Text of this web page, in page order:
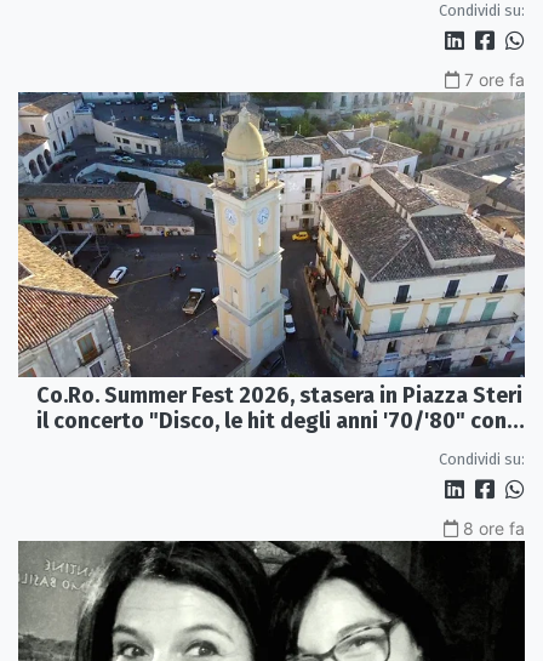
Condividi su:
7 ore fa
Co.Ro. Summer Fest 2026, stasera in Piazza Steri
il concerto "Disco, le hit degli anni '70/'80" con
Condividi su:
8 ore fa